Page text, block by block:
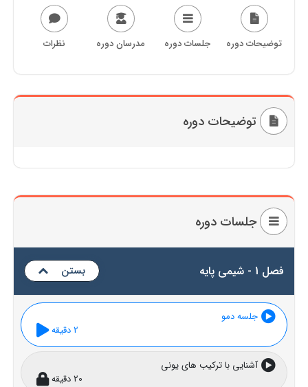
توضیحات دوره جلسات دوره مدرسان دوره نظرات
توضیحات دوره
جلسات دوره
فصل 1 - شیمی پایه بستن
جلسه دمو
2 دقیقه
آشنایی با ترکیب های یونی
20 دقیقه